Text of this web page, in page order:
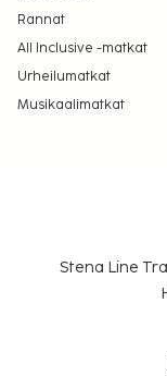
Rannat
All Inclusive -matkat
Urheilumatkat
Musikaalimatkat
Stena Line